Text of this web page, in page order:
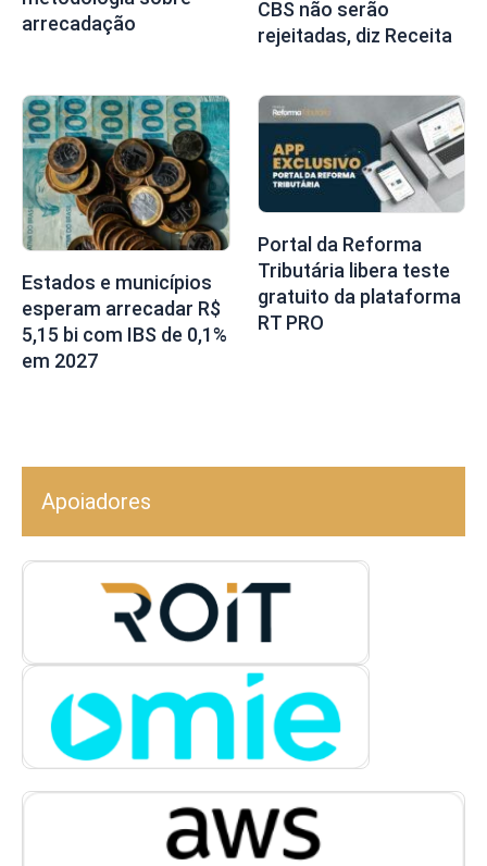
arrecadação
CBS não serão
rejeitadas, diz Receita
Estados e municípios
esperam arrecadar R$
5,15 bi com IBS de 0,1%
em 2027
Portal da Reforma
Tributária libera teste
gratuito da plataforma
RT PRO
Apoiadores